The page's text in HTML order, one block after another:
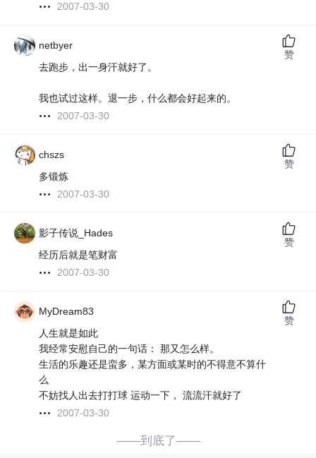
2007-03-30
netbyer
去跑步，出一身汗就好了。
我也试过这样。退一步，什么都会好起来的。
2007-03-30
赞
chszs
多锻炼
2007-03-30
赞
影子传说_Hades
经历后就是笔财富
2007-03-30
赞
MyDream83
人生就是如此
我经常安慰自己的一句话： 那又怎么样。
生活的乐趣还是蛮多，某方面或某时的不得意不算什
么
不妨找人出去打打球 运动一下， 流流汗就好了
2007-03-30
赞
——到底了——